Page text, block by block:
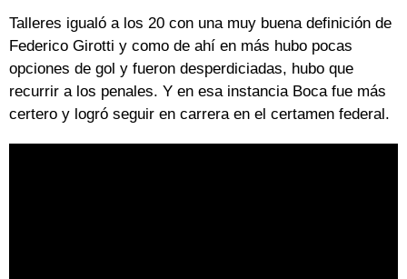
Talleres igualó a los 20 con una muy buena definición de
Federico Girotti y como de ahí en más hubo pocas
opciones de gol y fueron desperdiciadas, hubo que
recurrir a los penales. Y en esa instancia Boca fue más
certero y logró seguir en carrera en el certamen federal.